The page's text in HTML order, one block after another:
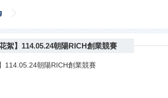
花絮】114.05.24朝陽RICH創業競賽
114.05.24朝陽RICH創業競賽